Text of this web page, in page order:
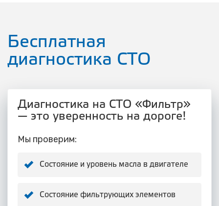
Бесплатная
диагностика СТО
Диагностика на СТО «Фильтр»
— это уверенность на дороге!
Мы проверим:
Состояние и уровень масла в двигателе
Состояние фильтрующих элементов